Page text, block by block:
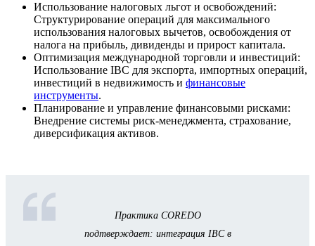
Использование налоговых льгот и освобождений:
Структурирование операций для максимального
использования налоговых вычетов, освобождения от
налога на прибыль, дивиденды и прирост капитала.
Оптимизация международной торговли и инвестиций:
Использование IBC для экспорта, импортных операций,
инвестиций в недвижимость и финансовые
инструменты.
Планирование и управление финансовыми рисками:
Внедрение системы риск-менеджмента, страхование,
диверсификация активов.
Практика COREDO
подтверждает: интеграция IBC в